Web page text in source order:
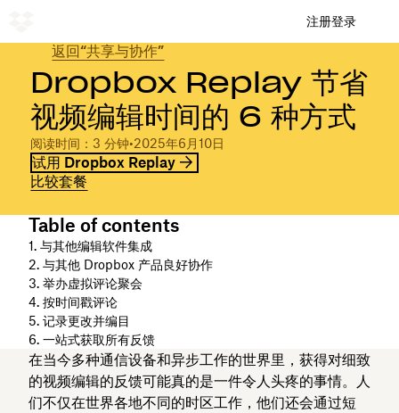
注册登录
返回“共享与协作”
Dropbox Replay 节省
视频编辑时间的 6 种方式
阅读时间：3 分钟•2025年6月10日
试用 Dropbox Replay
比较套餐
Table of contents
1. 与其他编辑软件集成
2. 与其他 Dropbox 产品良好协作
3. 举办虚拟评论聚会
4. 按时间戳评论
5. 记录更改并编目
6. 一站式获取所有反馈
在当今多种通信设备和异步工作的世界里，获得对细致
的视频编辑的反馈可能真的是一件令人头疼的事情。人
们不仅在世界各地不同的时区工作，他们还会通过短